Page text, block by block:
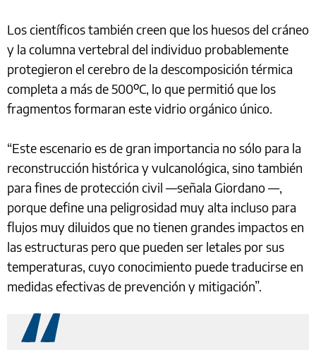
Los científicos también creen que los huesos del cráneo
y la columna vertebral del individuo probablemente
protegieron el cerebro de la descomposición térmica
completa a más de 500ºC, lo que permitió que los
fragmentos formaran este vidrio orgánico único.
“Este escenario es de gran importancia no sólo para la
reconstrucción histórica y vulcanológica, sino también
para fines de protección civil —señala Giordano —,
porque define una peligrosidad muy alta incluso para
flujos muy diluidos que no tienen grandes impactos en
las estructuras pero que pueden ser letales por sus
temperaturas, cuyo conocimiento puede traducirse en
medidas efectivas de prevención y mitigación”.